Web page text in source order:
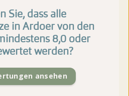
Sie, dass alle
in Ardoer von den
8,0 oder
werden?
ansehen